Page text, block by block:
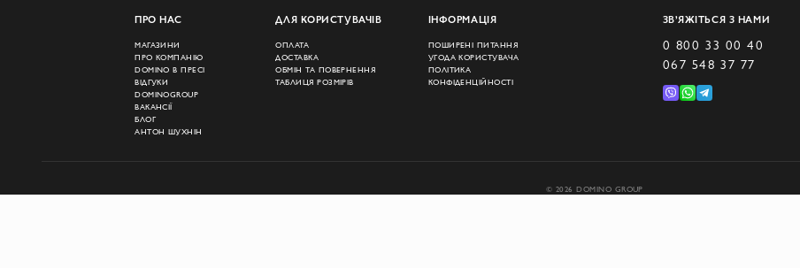
ПРО НАС
МАГАЗИНИ
ПРО КОМПАНІЮ
DOMINO В ПРЕСІ
ВІДГУКИ
DOMINOGROUP
ВАКАНСІЇ
БЛОГ
АНТОН ШУХНІН
ДЛЯ КОРИСТУВАЧІВ
ОПЛАТА
ДОСТАВКА
ОБМІН ТА ПОВЕРНЕННЯ
ТАБЛИЦЯ РОЗМІРІВ
ІНФОРМАЦІЯ
ПОШИРЕНІ ПИТАННЯ
УГОДА КОРИСТУВАЧА
ПОЛІТИКА
КОНФІДЕНЦІЙНОСТІ
ЗВ’ЯЖІТЬСЯ З НАМИ
0 800 33 00 40
067 548 37 77
© 2026 DOMINO GROUP